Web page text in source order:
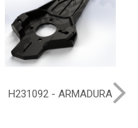
H231092 - ARMADURA